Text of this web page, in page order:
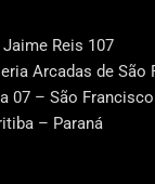
Jaime Reis 107
Arcadas de São
07 – São Francisco
– Paraná